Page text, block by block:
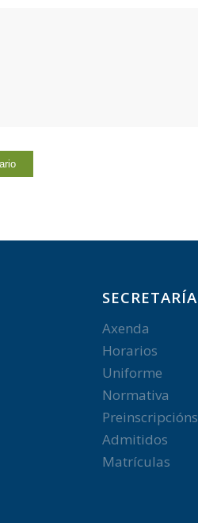
SECRETARÍA
Axenda
Horarios
Uniforme
Normativa
Preinscripcións
Admitidos
Matrículas